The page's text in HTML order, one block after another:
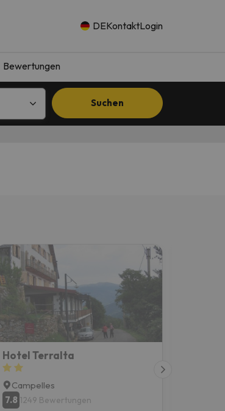
DEKontaktLogin
Bewertungen
Suchen
Hotel Terralta
Campelles
7.8 1249 Bewertungen